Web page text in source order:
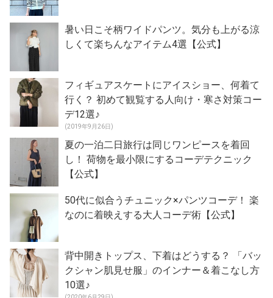
暑い日こそ柄ワイドパンツ。気分も上がる涼
しくて楽ちんなアイテム4選【公式】
フィギュアスケートにアイスショー、何着て
行く？ 初めて観覧する人向け・寒さ対策コー
デ12選♪
(2019年9月26日)
夏の一泊二日旅行は同じワンピースを着回
し！ 荷物を最小限にするコーデテクニック
【公式】
50代に似合うチュニック×パンツコーデ！ 楽
なのに着映えする大人コーデ術【公式】
背中開きトップス、下着はどうする？ 「バッ
クシャン肌見せ服」のインナー＆着こなし方
10選♪